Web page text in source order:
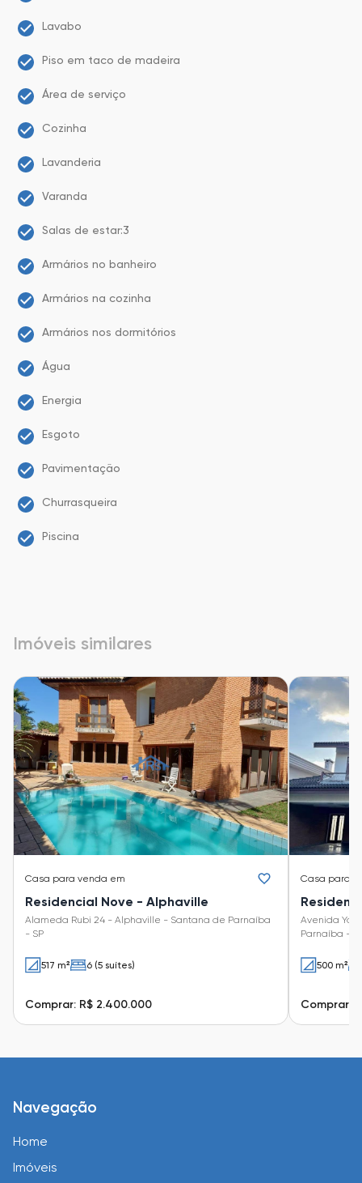
Lavabo
Piso em taco de madeira
Área de serviço
Cozinha
Lavanderia
Varanda
Salas de estar:3
Armários no banheiro
Armários na cozinha
Armários nos dormitórios
Água
Energia
Esgoto
Pavimentação
Churrasqueira
Piscina
Imóveis similares
Casa para venda em
Residencial Nove - Alphaville
Alameda Rubi 24 - Alphaville - Santana de Parnaíba
- SP
517 m² 6 (5 suítes)
Comprar: R$ 2.400.000
Casa para
Avenida Yojiro
Parnaíba -
500 m²
Comprar:
Navegação
Home
Imóveis